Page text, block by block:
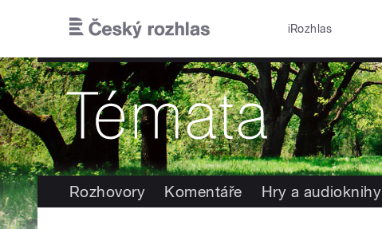
iRozhlas
Rozhovory Komentáře Hry a audioknihy